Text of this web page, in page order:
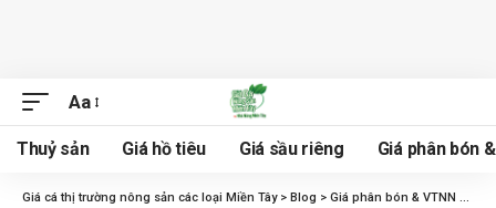
Aa
Thuỷ sản Giá hồ tiêu Giá sầu riêng Giá phân bón
Giá cá thị trường nông sản các loại Miền Tây> Blog > Giá phân bón & VTNN